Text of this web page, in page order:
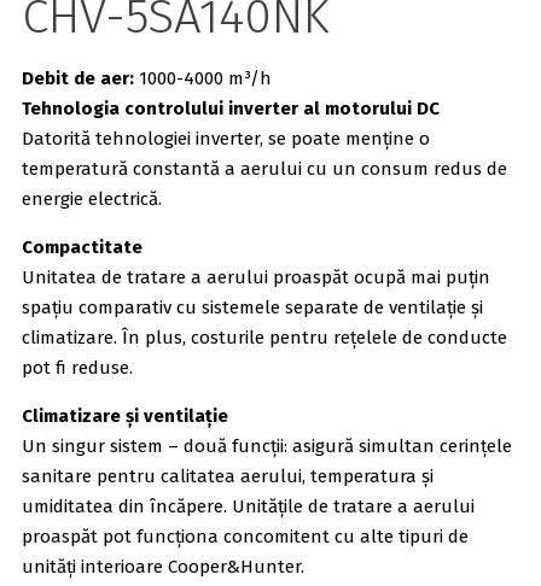
CHV-5SA140NK
Debit de aer:1000-4000 m³/h
Tehnologia controlului inverter al motorului DC
Datorită tehnologiei inverter, se poate menține o
temperatură constantă a aerului cu un consum redus de
energie electrică.
Compactitate
Unitatea de tratare a aerului proaspăt ocupă mai puțin
spațiu comparativ cu sistemele separate de ventilație și
climatizare. În plus, costurile pentru rețelele de conducte
pot fi reduse.
Climatizare și ventilație
Un singur sistem – două funcții: asigură simultan cerințele
sanitare pentru calitatea aerului, temperatura și
umiditatea din încăpere. Unitățile de tratare a aerului
proaspăt pot funcționa concomitent cu alte tipuri de
unități interioare Cooper&Hunter.